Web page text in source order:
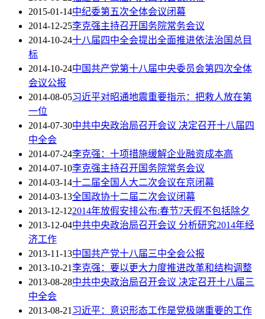
2015-01-14中纪委第五次全体会议闭幕
2014-12-25李克强主持召开国务院常务会议
2014-10-24十八届四中全会提出全面推进依法治国总目
标
2014-10-24中国共产党第十八届中央委员会第四次全体
会议公报
2014-08-05习近平对昭通地震重要指示：把救人放在第
一位
2014-07-30中共中央政治局召开会议 决定召开十八届四
中全会
2014-07-24李克强：十项措施缓解企业融资成本高
2014-07-10李克强主持召开国务院常务会议
2014-03-14十二届全国人大二次会议在京闭幕
2014-03-13全国政协十二届二次会议闭幕
2013-12-122014年放假安排公布:春节7天假不包括除夕
2013-12-04中共中央政治局召开会议 分析研究2014年经
济工作
2013-11-13中国共产党十八届三中全会公报
2013-10-21李克强：要以更大力度推进改革和结构调整
2013-08-28中共中央政治局召开会议 决定召开十八届三
中全会
2013-08-21习近平：意识形态工作是党极端重要的工作